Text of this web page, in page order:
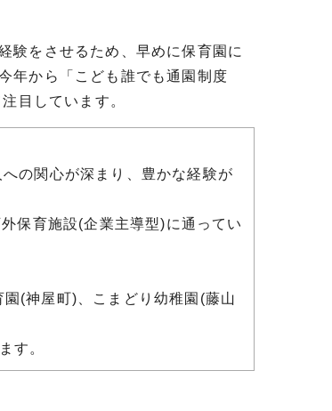
験をさせるため、早めに保育園に
年から「こども誰でも通園制度
目しています。
の関心が深まり、豊かな経験が
保育施設(企業主導型)に通ってい
(神屋町)、こまどり幼稚園(藤山
す。